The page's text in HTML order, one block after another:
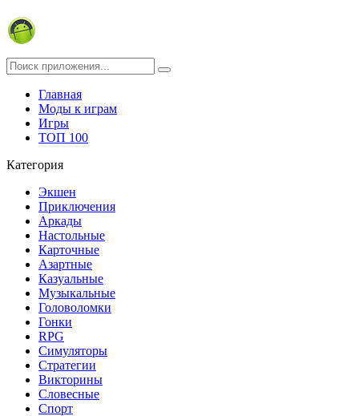
Главная
Моды к играм
Игры
ТОП 100
Категория
Экшен
Приключения
Аркады
Настольные
Карточные
Азартные
Казуальные
Музыкальные
Головоломки
Гонки
RPG
Симуляторы
Стратегии
Викторины
Словесные
Спорт